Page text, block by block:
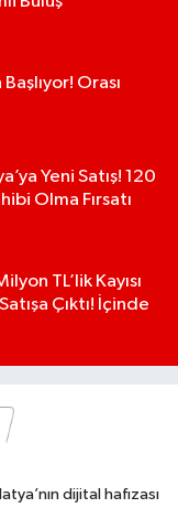
Orası
Yeni Satış! 120
Olma Fırsatı
TL’lik Kayısı
Çıktı! İçinde
dijital hafızası